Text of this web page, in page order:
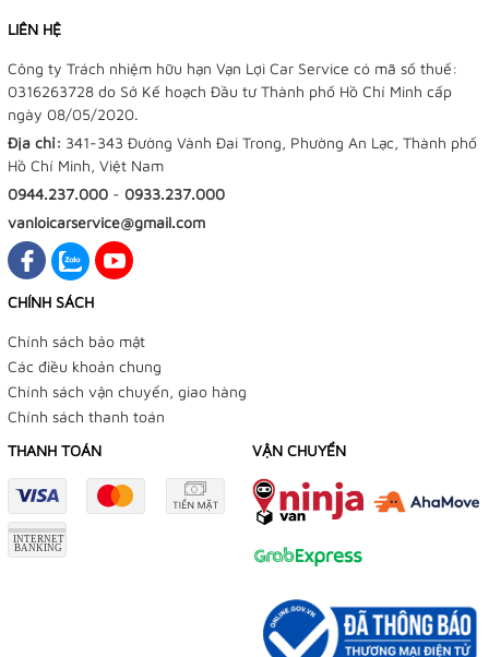
LIÊN HỆ
Công ty Trách nhiệm hữu hạn Vạn Lợi Car Service có mã số thuế:
0316263728 do Sở Kế hoạch Đầu tư Thành phố Hồ Chí Minh cấp
ngày 08/05/2020.
Địa chỉ: 341-343 Đường Vành Đai Trong, Phường An Lạc, Thành phố
Hồ Chí Minh, Việt Nam
0944.237.000 - 0933.237.000
vanloicarservice@gmail.com
CHÍNH SÁCH
Chính sách bảo mật
Các điều khoản chung
Chính sách vận chuyển, giao hàng
Chính sách thanh toán
THANH TOÁN
VẬN CHUYỂN